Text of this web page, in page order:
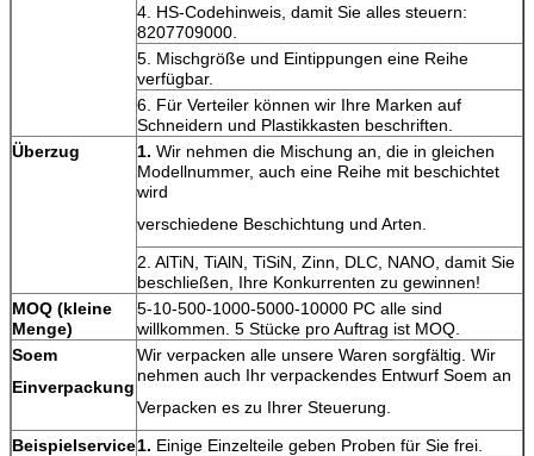
4. HS-Codehinweis, damit Sie alles steuern:
8207709000.
5. Mischgröße und Eintippungen eine Reihe
verfügbar.
6. Für Verteiler können wir Ihre Marken auf
Schneidern und Plastikkasten beschriften.
Überzug
1. Wir nehmen die Mischung an, die in gleichen
Modellnummer, auch eine Reihe mit beschichtet
wird
verschiedene Beschichtung und Arten.
2. AlTiN, TiAlN, TiSiN, Zinn, DLC, NANO, damit Sie
beschließen, Ihre Konkurrenten zu gewinnen!
MOQ (kleine
Menge)
5-10-500-1000-5000-10000 PC alle sind
willkommen. 5 Stücke pro Auftrag ist MOQ.
Soem
Einverpackung
Wir verpacken alle unsere Waren sorgfältig. Wir
nehmen auch Ihr verpackendes Entwurf Soem an
Verpacken es zu Ihrer Steuerung.
Beispielservice1. Einige Einzelteile geben Proben für Sie frei.